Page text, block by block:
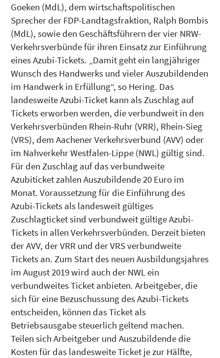
Goeken (MdL), dem wirtschaftspolitischen
Sprecher der FDP-Landtagsfraktion, Ralph Bombis
(MdL), sowie den Geschäftsführern der vier NRW-
Verkehrsverbünde für ihren Einsatz zur Einführung
eines Azubi-Tickets. „Damit geht ein langjähriger
Wunsch des Handwerks und vieler Auszubildenden
im Handwerk in Erfüllung“, so Hering. Das
landesweite Azubi-Ticket kann als Zuschlag auf
Tickets erworben werden, die verbundweit in den
Verkehrsverbünden Rhein-Ruhr (VRR), Rhein-Sieg
(VRS), dem Aachener Verkehrsverbund (AVV) oder
im Nahverkehr Westfalen-Lippe (NWL) gültig sind.
Für den Zuschlag auf das verbundweite
Azubiticket zahlen Auszubildende 20 Euro im
Monat. Voraussetzung für die Einführung des
Azubi-Tickets als landesweit gültiges
Zuschlagticket sind verbundweit gültige Azubi-
Tickets in allen Verkehrsverbünden. Derzeit bieten
der AVV, der VRR und der VRS verbundweite
Tickets an. Zum Start des neuen Ausbildungsjahres
im August 2019 wird auch der NWL ein
verbundweites Ticket anbieten. Arbeitgeber, die
sich für eine Bezuschussung des Azubi-Tickets
entscheiden, können das Ticket als
Betriebsausgabe steuerlich geltend machen.
Teilen sich Arbeitgeber und Auszubildende die
Kosten für das landesweite Ticket je zur Hälfte,